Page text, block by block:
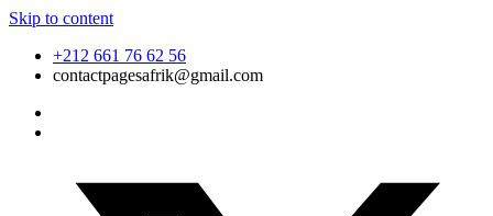
Skip to content
+212 661 76 62 56
contactpagesafrik@gmail.com